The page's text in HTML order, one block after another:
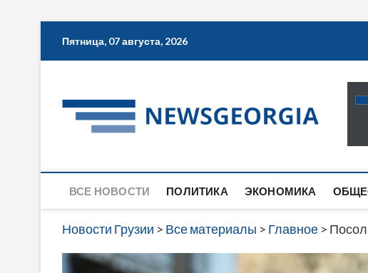
Пятница, 07 августа, 2026
ВСЕ НОВОСТИ ПОЛИТИКА ЭКОНОМИКА
Новости Грузии > Все материалы > Главное >